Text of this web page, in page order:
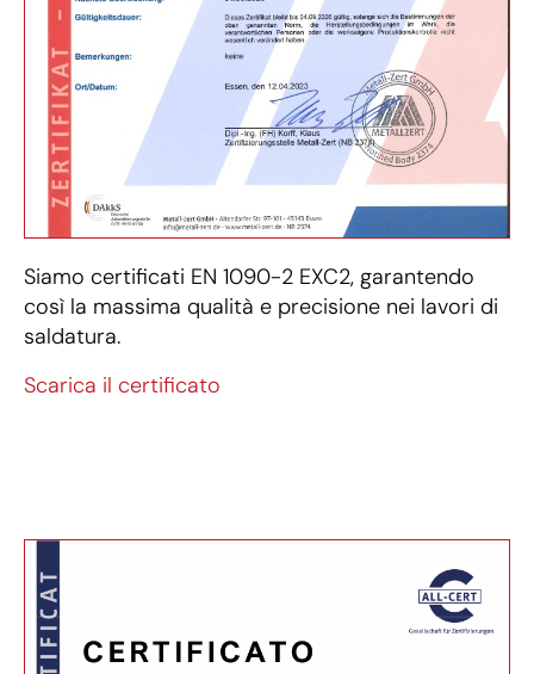
Siamo certificati EN 1090-2 EXC2, garantendo
così la massima qualità e precisione nei lavori di
saldatura.
Scarica il certificato